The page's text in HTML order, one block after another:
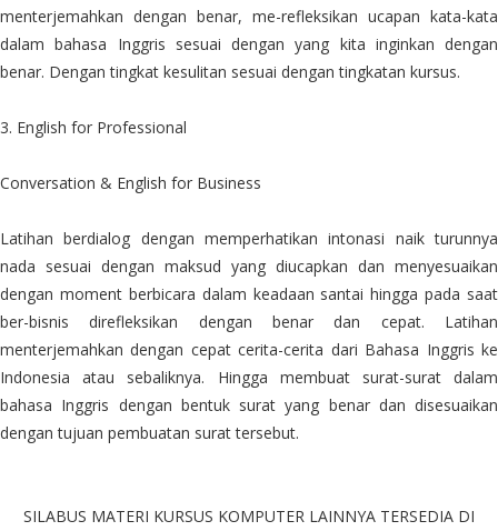
menterjemahkan dengan benar, me-refleksikan ucapan kata-kata
dalam bahasa Inggris sesuai dengan yang kita inginkan dengan
benar. Dengan tingkat kesulitan sesuai dengan tingkatan kursus.
3. English for Professional
Conversation & English for Business
Latihan berdialog dengan memperhatikan intonasi naik turunnya
nada sesuai dengan maksud yang diucapkan dan menyesuaikan
dengan moment berbicara dalam keadaan santai hingga pada saat
ber-bisnis direfleksikan dengan benar dan cepat. Latihan
menterjemahkan dengan cepat cerita-cerita dari Bahasa Inggris ke
Indonesia atau sebaliknya. Hingga membuat surat-surat dalam
bahasa Inggris dengan bentuk surat yang benar dan disesuaikan
dengan tujuan pembuatan surat tersebut.
SILABUS MATERI KURSUS KOMPUTER LAINNYA TERSEDIA DI